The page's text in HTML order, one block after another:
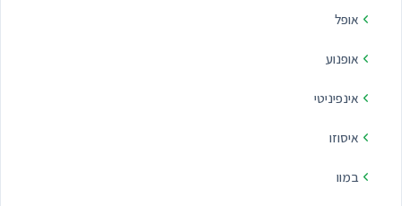
אופל
אופנוע
אינפיניטי
איסוזו
במוו